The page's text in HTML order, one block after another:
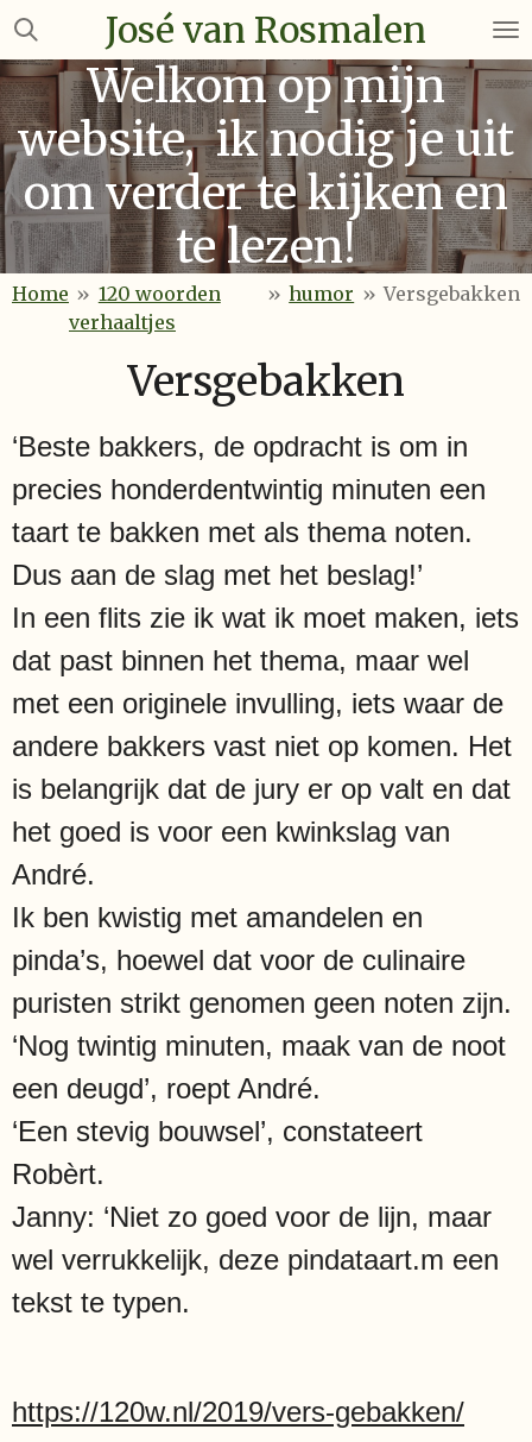
Ga
naar
de
hoofdinhoud
José van Rosmalen
Welkom op mijn
website, ik nodig je uit
om verder te kijken en
te lezen!
Home » 120 woorden
verhaaltjes
» humor » Versgebakken
Versgebakken
‘Beste bakkers, de opdracht is om in
precies honderdentwintig minuten een
taart te bakken met als thema noten.
Dus aan de slag met het beslag!’
In een flits zie ik wat ik moet maken, iets
dat past binnen het thema, maar wel
met een originele invulling, iets waar de
andere bakkers vast niet op komen. Het
is belangrijk dat de jury er op valt en dat
het goed is voor een kwinkslag van
André.
Ik ben kwistig met amandelen en
pinda’s, hoewel dat voor de culinaire
puristen strikt genomen geen noten zijn.
‘Nog twintig minuten, maak van de noot
een deugd’, roept André.
‘Een stevig bouwsel’, constateert
Robèrt.
Janny: ‘Niet zo goed voor de lijn, maar
wel verrukkelijk, deze pindataart.m een
tekst te typen.
https://120w.nl/2019/vers-gebakken/